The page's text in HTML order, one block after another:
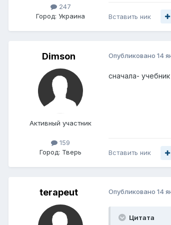
247
Город: Украина Вставить ник
Dimson
Активный участник
159
Город: Тверь
Опубликовано 14
сначала-
Вставить ник
terapeut Опубликовано 14
Цитата